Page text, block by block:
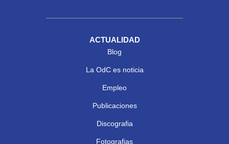
ACTUALIDAD
Blog
La OdC es noticia
Empleo
Publicaciones
Discografia
Fotografias